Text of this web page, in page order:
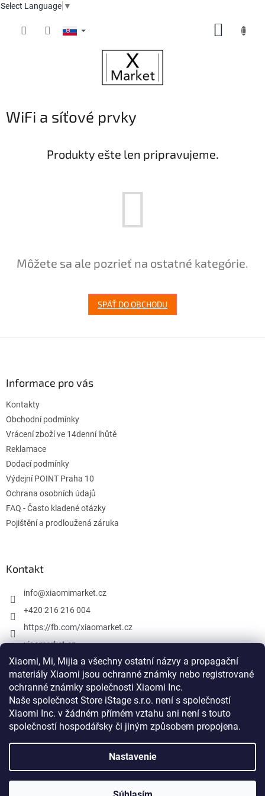
Select Language ▼
Xiaomi, Mi, Mijia a všechny ostatní názvy a propagační
materiály Xiaomi jsou ochranné známky nebo registrované
ochranné známky společnosti Xiaomi Inc.
Naše společnost Store iStage s.r.o. není s společností
Xiaomi Inc. v žádném přímém vztahu ani není s touto
společností hospodářsky či jiným způsobem propojena.
Nastavenie
Xiaomi, Mi, Mijia a všetky ostatné názvy a propagačné materiály
Xiaomi sú ochranné známky alebo registrované ochranné známky
spoločnosti Xiaomi Inc. Naša spoločnosť Store iStage s.r.o. nie je s
spoločnosťou Xiaomi Inc. v žiadnom priamom vzťahu ani nie je s
WiFi a síťové prvky
Produkty ešte len pripravujeme.
Môžete sa ale pozrieť na ostatné kategórie.
SPÄŤ DO OBCHODU
Informace pro vás
Kontakty
Obchodní podmínky
Vrácení zboží ve 14denní lhůtě
Reklamace
Dodací podmínky
Výdejní POINT Praha 10
Ochrana osobních údajů
FAQ - Často kladené otázky
Pojištění a prodloužená záruka
Kontakt
info@xiaomimarket.cz
+420 216 216 004
https://fb.com/xiaomarket.cz
xiaomarket.cz
Vytvoril Shoptet
Copyright 2026XiaomiMarket.cz. Všetky práva vyhradené.